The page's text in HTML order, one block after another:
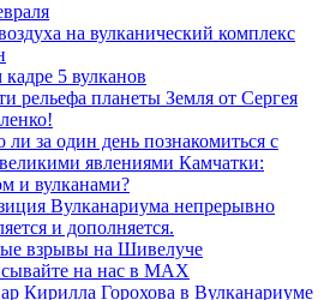
на вулканический комплекс
5 вулканов
рельефа планеты Земля от Сергея
за один день познакомиться с
явлениями Камчатки:
и вулканами?
Вулканариума непрерывно
и дополняется.
взрывы на Шивелуче
на нас в MAX
Кирилла Горохова в Вулканариуме